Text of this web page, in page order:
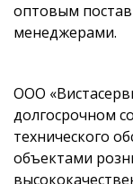
оптовым
менеджерами.
ООО
долгосрочном
технического
объектами